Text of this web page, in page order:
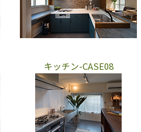
キッチン-CASE08